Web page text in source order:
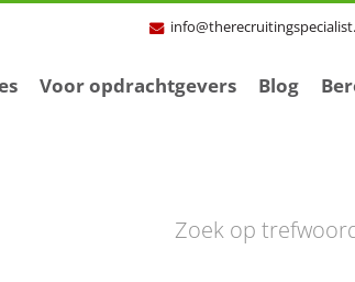
Voor opdrachtgevers Blog